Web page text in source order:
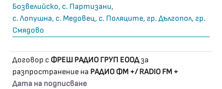
Бозвелийско, с. Партизани,
с. Лопушна, с. Медовец, с. Поляците, гр. Дългопол, гр.
Смядово
Договор с ФРЕШ РАДИО ГРУП ЕООДза
разпространение на РАДИО ФМ +/ RADIO FM +
Дата на подписване